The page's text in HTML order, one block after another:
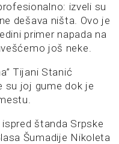
izveli su
dešava ništa. Ovo je
primer napada na
još neke.
Tijani Stanić
su joj gume dok je
štanda Srpske
Šumadije Nikoleta